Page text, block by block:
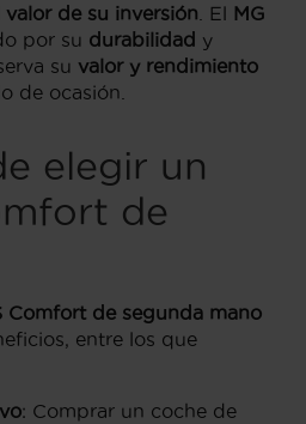
valor de su inversión . El MG
por su durabilidad y
su valor y rendimiento
de ocasión.
elegir un
de
Comfort de segunda mano
entre los que
: Comprar un coche de